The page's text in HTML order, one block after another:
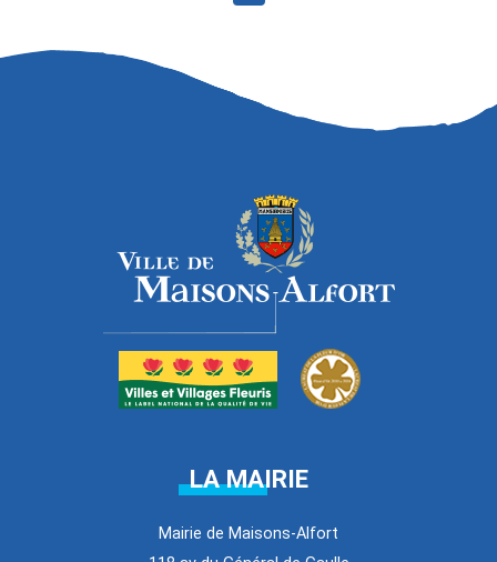
LA MAIRIE
Mairie de Maisons-Alfort